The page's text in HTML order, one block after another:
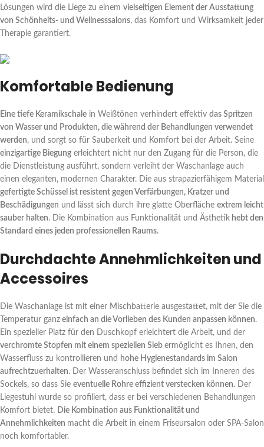
Lösungen wird die Liege zu einem vielseitigen Element der Ausstattung
von Schönheits- und Wellnesssalons, das Komfort und Wirksamkeit jeder
Therapie garantiert.
Komfortable Bedienung
Eine tiefe Keramikschale in Weißtönen verhindert effektiv das Spritzen
von Wasser und Produkten, die während der Behandlungen verwendet
werden, und sorgt so für Sauberkeit und Komfort bei der Arbeit. Seine
einzigartige Biegung erleichtert nicht nur den Zugang für die Person, die
die Dienstleistung ausführt, sondern verleiht der Waschanlage auch
einen eleganten, modernen Charakter. Die aus strapazierfähigem Material
gefertigte Schüssel ist resistent gegen Verfärbungen, Kratzer und
Beschädigungen und lässt sich durch ihre glatte Oberfläche extrem leicht
sauber halten. Die Kombination aus Funktionalität und Ästhetik hebt den
Standard eines jeden professionellen Raums.
Durchdachte Annehmlichkeiten und
Accessoires
Die Waschanlage ist mit einer Mischbatterie ausgestattet, mit der Sie die
Temperatur ganz einfach an die Vorlieben des Kunden anpassen können.
Ein spezieller Platz für den Duschkopf erleichtert die Arbeit, und der
verchromte Stopfen mit einem speziellen Sieb ermöglicht es Ihnen, den
Wasserfluss zu kontrollieren und hohe Hygienestandards im Salon
aufrechtzuerhalten. Der Wasseranschluss befindet sich im Inneren des
Sockels, so dass Sie eventuelle Rohre effizient verstecken können. Der
Liegestuhl wurde so profiliert, dass er bei verschiedenen Behandlungen
Komfort bietet. Die Kombination aus Funktionalität und
Annehmlichkeiten macht die Arbeit in einem Friseursalon oder SPA-Salon
noch komfortabler.